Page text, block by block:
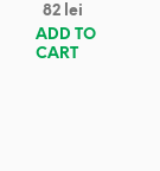
82 lei
ADD TO
CART